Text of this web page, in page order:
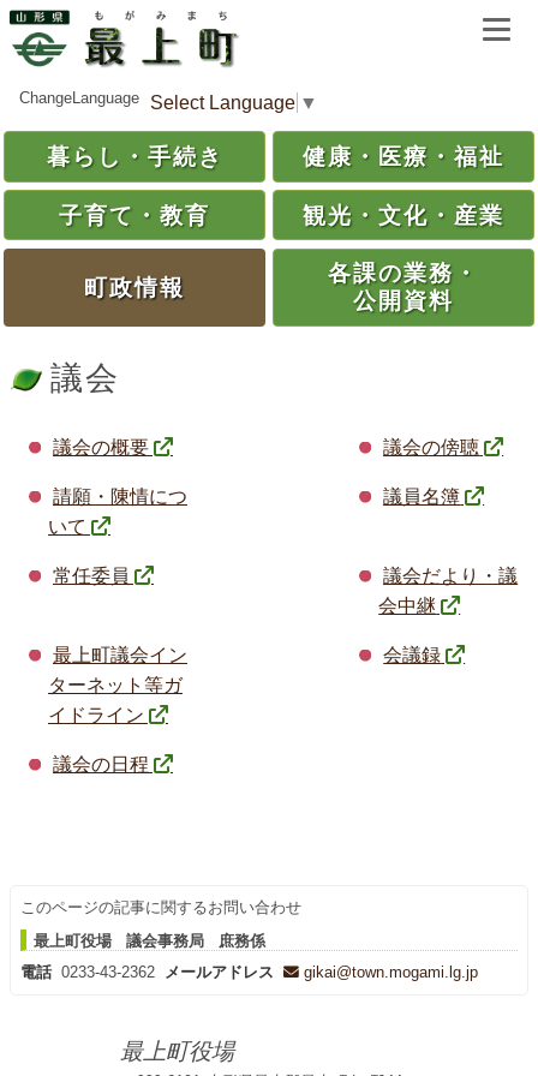
ChangeLanguage Select Language ▼
暮らし・ 手続き 健康・ 医療・福祉
子育て・ 教育 観光・ 文化・ 産業
町政情報
各課の業務・
公開資料
議会
議会の概要 議会の傍聴
請願・陳情につ
いて
議員名簿
常任委員
議会だより・議
会中継
最上町議会イン
ターネット等ガ
イドライン
会議録
議会の日程
このページの記事に関するお問い合わせ
最上町役場 議会事務局 庶務係
電話 0233-43-2362 メールアドレス gikai@town.mogami.lg.jp
最上町役場